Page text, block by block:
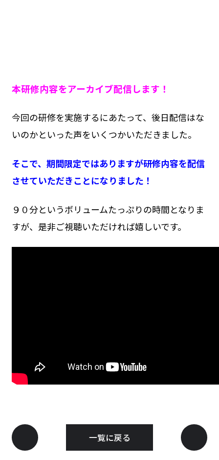
本研修内容をアーカイブ配信します！
今回の研修を実施するにあたって、後日配信はな
いのかといった声をいくつかいただきました。
そこで、期間限定ではありますが研修内容を配信
させていただきことになりました！
９０分というボリュームたっぷりの時間となりま
すが、是非ご視聴いただければ嬉しいです。
一覧に戻る